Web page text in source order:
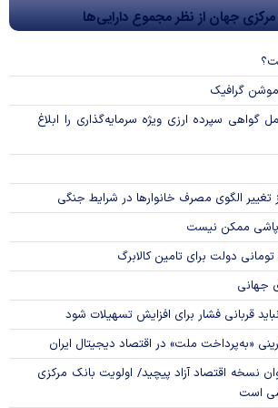
جهان از نظر مجموع دارایی‌ها
گرافیک
گواهی سپرده ارزی ویژه سرمایه‌گذاری را ابلاغ
تغییر الگوی مصرف خانوار‌ها در شرایط جنگی
ممکن نیست
جهانی
قربانی فشار برای افزایش تسهیلات شود
نسخه اقتصاد آزاد پیچید/ اولویت بانک مرکزی
است